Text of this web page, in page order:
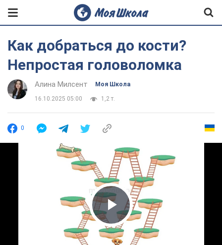
Как добраться до кости?
Непростая головоломка
Алина Милсент Моя Школа
16.10.2025 05:00 1,2 т.
0
Play Video